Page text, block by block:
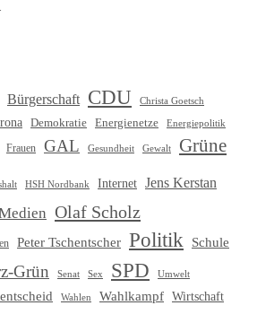
Bürgerschaft CDU Christa Goetsch
Demokratie Energienetze Energiepolitik
Frauen GAL Gesundheit Gewalt Grüne
HSH Nordbank Internet Jens Kerstan
Olaf Scholz
Peter Tschentscher Politik
Schule
Grün Senat Sex SPD Umwelt
Wahlen Wahlkampf Wirtschaft